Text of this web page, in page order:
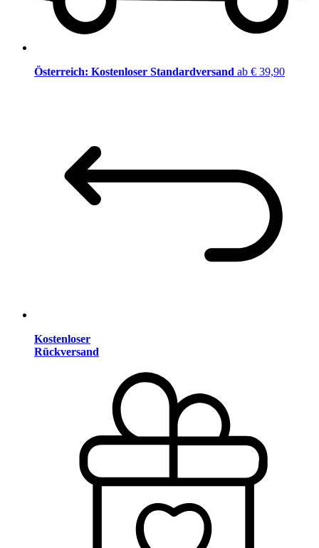
Österreich: Kostenloser Standardversand ab € 39,90
Kostenloser
Rückversand